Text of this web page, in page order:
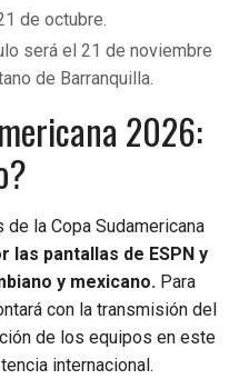
de octubre.
será el 21 de noviembre
de Barranquilla.
2026:
la Copa Sudamericana
las pantallas de ESPN y
y mexicano. Para
con la transmisión del
de los equipos en este
internacional.